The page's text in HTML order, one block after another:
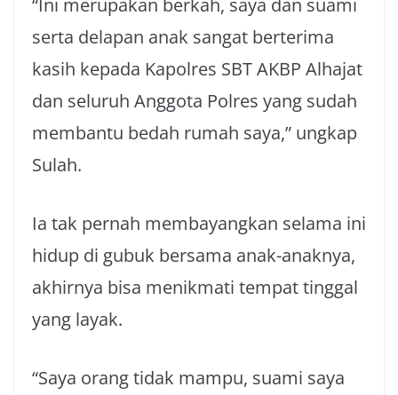
“Ini merupakan berkah, saya dan suami
serta delapan anak sangat berterima
kasih kepada Kapolres SBT AKBP Alhajat
dan seluruh Anggota Polres yang sudah
membantu bedah rumah saya,” ungkap
Sulah.
Ia tak pernah membayangkan selama ini
hidup di gubuk bersama anak-anaknya,
akhirnya bisa menikmati tempat tinggal
yang layak.
“Saya orang tidak mampu, suami saya